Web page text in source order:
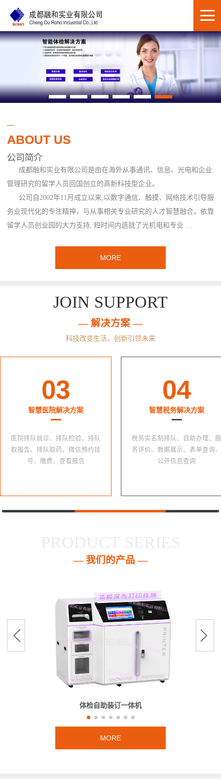
ABOUT US
公司简介
成都融和实业有限公司是由在海外从事通讯、信息、光电和企业
管理研究的留学人员回国创立的高新科技型企业。
公司自2002年11月成立以来,以数字通信、触摸、网络技术引导服
务业现代化的专注精神，与从事相关专业研究的人才智慧融合，依靠
留学人员创业园的大力支持, 短时间内造就了光机电和专业 …
MORE
JOIN SUPPORT
— 解决方案 —
科技改变生活，创新引领未来
03
智慧医院解决方案
医院排队就诊、排队检验、排队
取报告、排队取药、微信预约挂
号、缴费、查看报告
04
智慧税务解决方案
税务实名制排队、自助办理、服
务评价、数据展示、表单查询、
公开信息查询
— 我们的产品 —
体检自助装订一体机
MORE